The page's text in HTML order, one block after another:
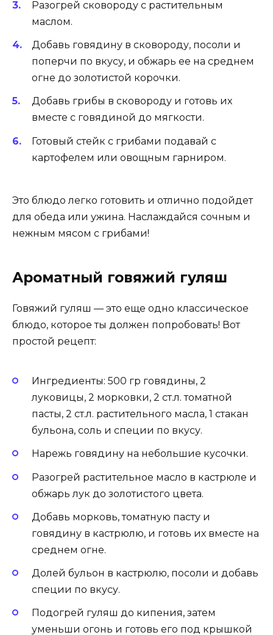
Разогрей сковороду с растительным
маслом.
Добавь говядину в сковороду, посоли и
поперчи по вкусу, и обжарь ее на среднем
огне до золотистой корочки.
Добавь грибы в сковороду и готовь их
вместе с говядиной до мягкости.
Готовый стейк с грибами подавай с
картофелем или овощным гарниром.
Это блюдо легко готовить и отлично подойдет
для обеда или ужина. Наслаждайся сочным и
нежным мясом с грибами!
Ароматный говяжий гуляш
Говяжий гуляш — это еще одно классическое
блюдо, которое ты должен попробовать! Вот
простой рецепт:
Ингредиенты: 500 гр говядины, 2
луковицы, 2 морковки, 2 ст.л. томатной
пасты, 2 ст.л. растительного масла, 1 стакан
бульона, соль и специи по вкусу.
Нарежь говядину на небольшие кусочки.
Разогрей растительное масло в кастрюле и
обжарь лук до золотистого цвета.
Добавь морковь, томатную пасту и
говядину в кастрюлю, и готовь их вместе на
среднем огне.
Долей бульон в кастрюлю, посоли и добавь
специи по вкусу.
Подогрей гуляш до кипения, затем
уменьши огонь и готовь его под крышкой